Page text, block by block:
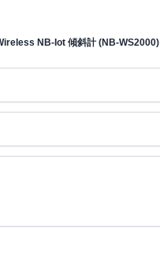
NB-Iot 傾斜計 (NB-WS2000)